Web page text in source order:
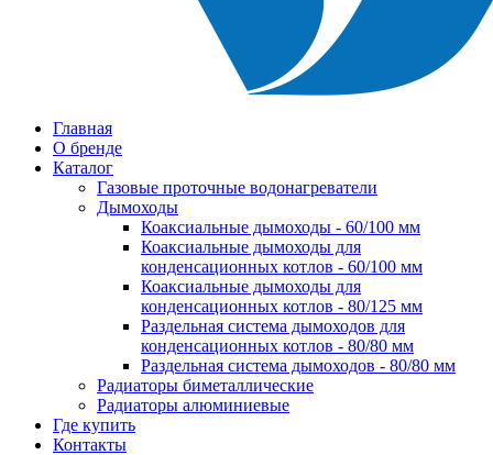
Главная
О бренде
Каталог
Газовые проточные водонагреватели
Дымоходы
Коаксиальные дымоходы - 60/100 мм
Коаксиальные дымоходы для
конденсационных котлов - 60/100 мм
Коаксиальные дымоходы для
конденсационных котлов - 80/125 мм
Раздельная система дымоходов для
конденсационных котлов - 80/80 мм
Раздельная система дымоходов - 80/80 мм
Радиаторы биметаллические
Радиаторы алюминиевые
Где купить
Контакты